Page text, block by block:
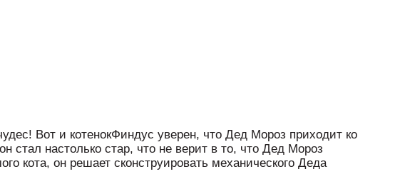
Вот и котенокФиндус уверен, что Дед Мороз приходит ко
стал настолько стар, что не верит в то, что Дед Мороз
кота, он решает сконструировать механического Деда